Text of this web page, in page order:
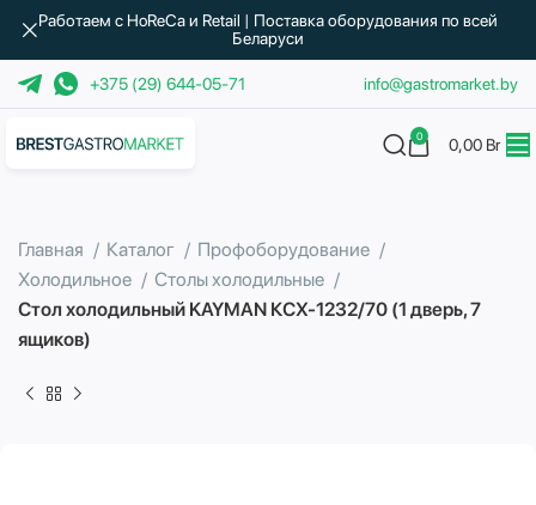
+375 (29) 644-05-71 info@gastromarket.by
0 0,00 Br
Главная Каталог
Профоборудование
Холодильное
Столы холодильные
Стол холодильный KAYMAN КСХ-1232/70 (1 дверь, 7
ящиков)
Работаем с HoReCa и Retail | Поставка оборудования по всей
Беларуси